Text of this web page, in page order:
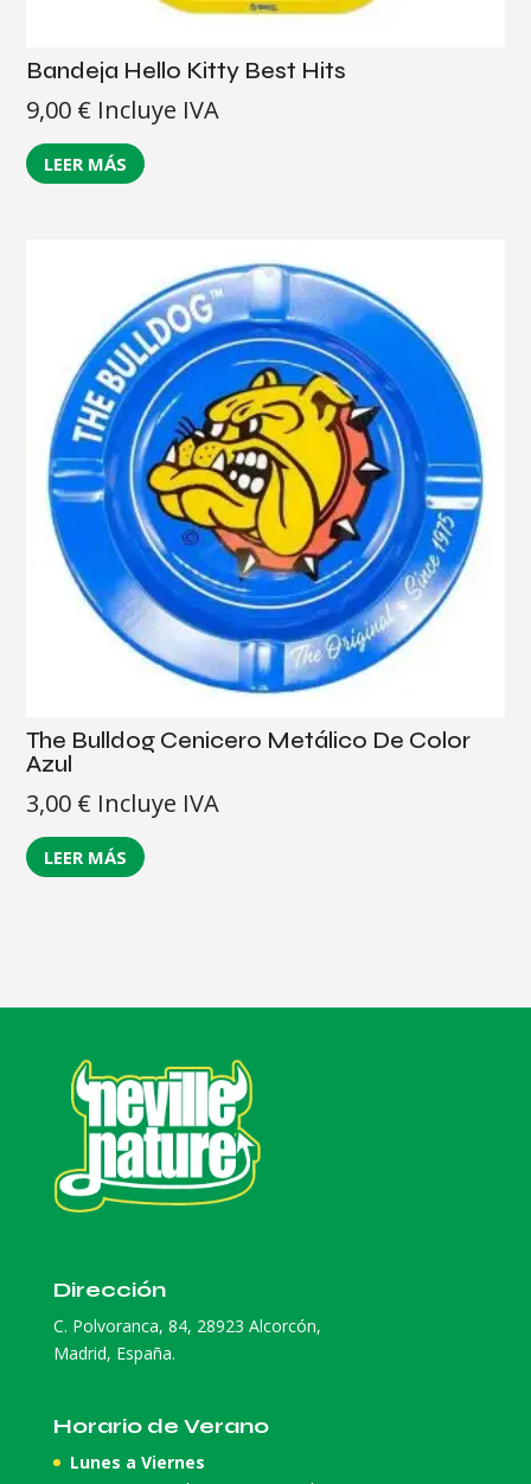
Bandeja Hello Kitty Best Hits
9,00 € Incluye IVA
LEER MÁS
The Bulldog Cenicero Metálico De Color
Azul
3,00 € Incluye IVA
LEER MÁS
Dirección
C. Polvoranca, 84, 28923 Alcorcón,
Madrid, España.
Horario de Verano
Lunes a Viernes